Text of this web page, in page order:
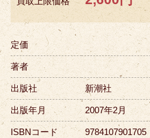
定価
著者
出版社 新潮社
出版年月 2007年2月
ISBNコード 9784107901705